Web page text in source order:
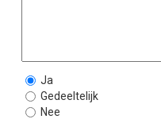
Ja
Gedeeltelijk
Nee